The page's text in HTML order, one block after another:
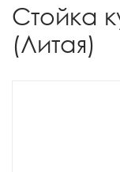
Стойка
(Литая)